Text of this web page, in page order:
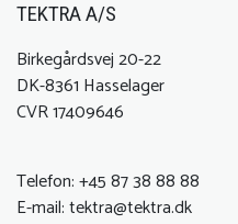
TEKTRA A/S
Birkegårdsvej 20-22
DK-8361 Hasselager
CVR 17409646
Telefon:+45 87 38 88 88
E-mail:tektra@tektra.dk